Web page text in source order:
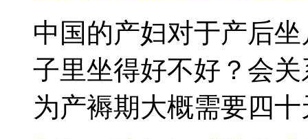
中国的产妇对于产后
子里坐得好不好？会
为产褥期大概需要四